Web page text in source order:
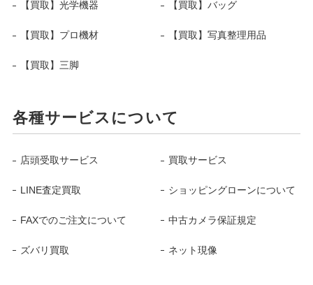
【買取】光学機器 【買取】バッグ
【買取】プロ機材 【買取】写真整理用品
【買取】三脚
各種サービスについて
店頭受取サービス 買取サービス
LINE査定買取 ショッピングローンについて
FAXでのご注文について 中古カメラ保証規定
ズバリ買取 ネット現像